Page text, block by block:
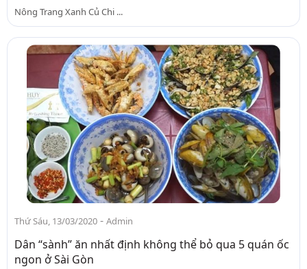
Nông Trang Xanh Củ Chi ...
Thứ Sáu, 13/03/2020 - Admin
Dân “sành” ăn nhất định không thể bỏ qua 5 quán ốc
ngon ở Sài Gòn